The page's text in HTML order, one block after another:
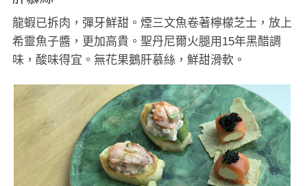
龍蝦已拆肉，彈牙鮮甜。煙三文魚卷著檸檬芝士，放上
希靈魚子醬，更加高貴。聖丹尼爾火腿用15年黑醋調
味，酸味得宜。無花果鵝肝慕絲，鮮甜滑軟。